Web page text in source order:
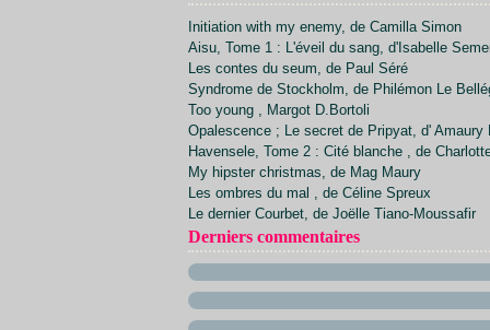
Avril(7)
Mars (1)
Février(2)
Juillet(20)
Juin(24)
Mai(17)
Avril(13)
Mars(9)
Février (9)
Janvier(11)
Septembre(23)
Août(26)
Juillet(30)
Juin(21)
Mai(29)
Avril(30)
Mars(32)
Février(40)
Janvier (33)
Octobre(34)
Septembre(20)
Août(23)
Juillet(23)
Juin(14)
Mai(15)
Avril(12)
Mars(11)
Février(10)
Janvier(15)
Novembre(21)
Octobre(22)
Septembre(28)
Août(5)
Initiation with my enemy, de Camilla Simon
Aisu, Tome 1 : L'éveil du sang, d'Isabelle
Les contes du seum, de Paul Séré
Syndrome de Stockholm, de Philémon Le
Too young , Margot D.Bortoli
Opalescence ; Le secret de Pripyat, d' Amaury
Havensele, Tome 2 : Cité blanche , de
My hipster christmas, de Mag Maury
Les ombres du mal , de Céline Spreux
Le dernier Courbet, de Joëlle Tiano-Moussafir
Derniers commentaires